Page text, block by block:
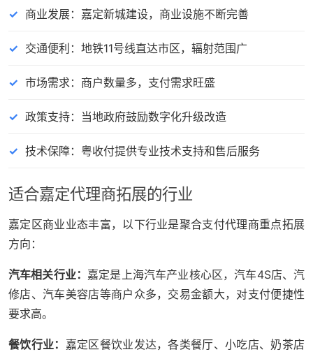
商业发展：嘉定新城建设，商业设施不断完善
交通便利：地铁11号线直达市区，辐射范围广
市场需求：商户数量多，支付需求旺盛
政策支持：当地政府鼓励数字化升级改造
技术保障：粤收付提供专业技术支持和售后服务
适合嘉定代理商拓展的行业
嘉定区商业业态丰富，以下行业是聚合支付代理商重点拓展
方向：
汽车相关行业： 嘉定是上海汽车产业核心区，汽车4S店、汽
修店、汽车美容店等商户众多，交易金额大，对支付便捷性
要求高。
餐饮行业： 嘉定区餐饮业发达，各类餐厅、小吃店、奶茶店